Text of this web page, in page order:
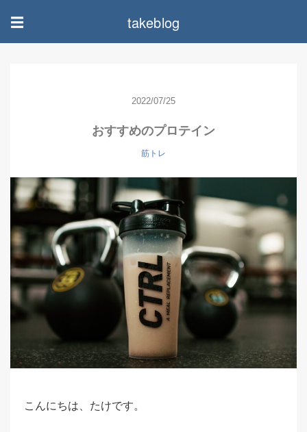
☰ takeblog
2022/07/25
おすすめのプロテイン
筋トレ
こんにちは、たけです。